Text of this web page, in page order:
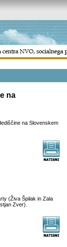
na
na Slovenskem
(Živa Špilak in Zala
Zver).